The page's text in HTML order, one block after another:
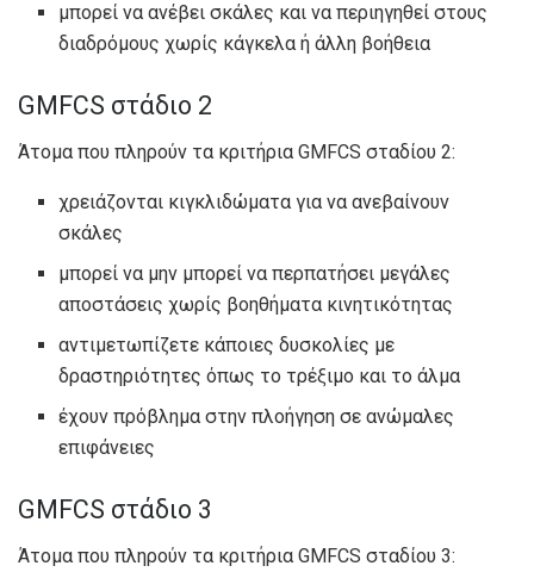
μπορεί να ανέβει σκάλες και να περιηγηθεί στους
διαδρόμους χωρίς κάγκελα ή άλλη βοήθεια
GMFCS στάδιο 2
Άτομα που πληρούν τα κριτήρια GMFCS σταδίου 2:
χρειάζονται κιγκλιδώματα για να ανεβαίνουν
σκάλες
μπορεί να μην μπορεί να περπατήσει μεγάλες
αποστάσεις χωρίς βοηθήματα κινητικότητας
αντιμετωπίζετε κάποιες δυσκολίες με
δραστηριότητες όπως το τρέξιμο και το άλμα
έχουν πρόβλημα στην πλοήγηση σε ανώμαλες
επιφάνειες
GMFCS στάδιο 3
Άτομα που πληρούν τα κριτήρια GMFCS σταδίου 3: